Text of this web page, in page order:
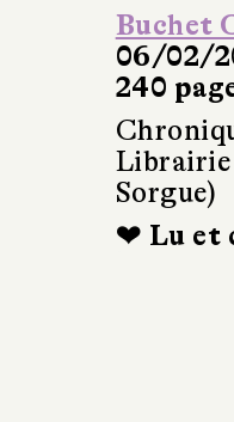
Buchet
06/02/
240
Librairie
Sorgue)
❤ Lu et